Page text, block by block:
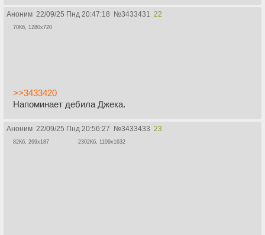
Аноним 22/09/25 Пнд 20:47:18 №3433431 22
70Кб, 1280x720
>>3433420
Напоминает дебила Джека.
Аноним 22/09/25 Пнд 20:56:27 №3433433 23
82Кб, 269x187 2302Кб, 1109x1632